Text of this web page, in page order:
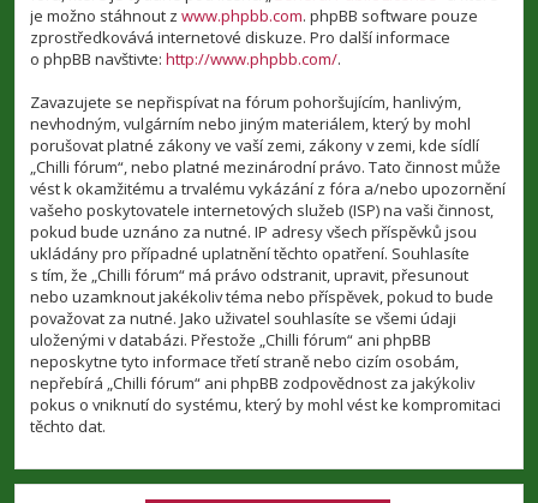
je možno stáhnout z www.phpbb.com. phpBB software pouze
zprostředkovává internetové diskuze. Pro další informace
o phpBB navštivte: http://www.phpbb.com/.
Zavazujete se nepřispívat na fórum pohoršujícím, hanlivým,
nevhodným, vulgárním nebo jiným materiálem, který by mohl
porušovat platné zákony ve vaší zemi, zákony v zemi, kde sídlí
„Chilli fórum“, nebo platné mezinárodní právo. Tato činnost může
vést k okamžitému a trvalému vykázání z fóra a/nebo upozornění
vašeho poskytovatele internetových služeb (ISP) na vaši činnost,
pokud bude uznáno za nutné. IP adresy všech příspěvků jsou
ukládány pro případné uplatnění těchto opatření. Souhlasíte
s tím, že „Chilli fórum“ má právo odstranit, upravit, přesunout
nebo uzamknout jakékoliv téma nebo příspěvek, pokud to bude
považovat za nutné. Jako uživatel souhlasíte se všemi údaji
uloženými v databázi. Přestože „Chilli fórum“ ani phpBB
neposkytne tyto informace třetí straně nebo cizím osobám,
nepřebírá „Chilli fórum“ ani phpBB zodpovědnost za jakýkoliv
pokus o vniknutí do systému, který by mohl vést ke kompromitaci
těchto dat.